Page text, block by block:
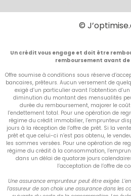
©
Un crédit vous engage et doit être
remboursement avant de
Offre soumise à conditions sous réserve
bancaires, prêteurs. Aucun versement de
exigé d’un particulier avant l’obtention
diminution du montant des mensualités
durée du remboursement, majorer le
l’endettement total. Pour une opération de
régime du crédit immobilier, l’emprunteur
jours à la réception de l’offre de prêt. Si la
prêt et que celui-ci n’est pas obtenu, le
les sommes versées. Pour une opération de
régime du crédit à la consommation,
dans un délai de quatorze jours
l’acceptation de l’offre de
Une assurance emprunteur peut être exigée.
l’assureur de son choix une assurance dans les